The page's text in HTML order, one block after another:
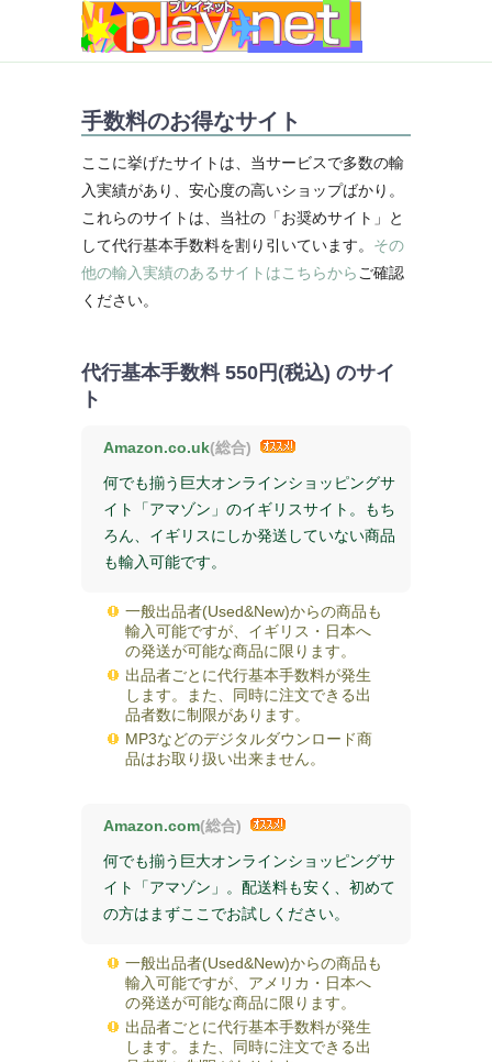
手数料のお得なサイト
ここに挙げたサイトは、当サービスで多数の輸
入実績があり、安心度の高いショップばかり。
これらのサイトは、当社の「お奨めサイト」と
して代行基本手数料を割り引いています。 その
他の輸入実績のあるサイトはこちらから ご確認
ください。
代行基本手数料 550円(税込) のサイ
ト
Amazon.co.uk(総合)
何でも揃う巨大オンラインショッピングサ
イト「アマゾン」のイギリスサイト。もち
ろん、イギリスにしか発送していない商品
も輸入可能です。
一般出品者(Used&New)からの商品も
輸入可能ですが、イギリス・日本へ
の発送が可能な商品に限ります。
出品者ごとに代行基本手数料が発生
します。また、同時に注文できる出
品者数に制限があります。
MP3などのデジタルダウンロード商
品はお取り扱い出来ません。
Amazon.com(総合)
何でも揃う巨大オンラインショッピングサ
イト「アマゾン」。配送料も安く、初めて
の方はまずここでお試しください。
一般出品者(Used&New)からの商品も
輸入可能ですが、アメリカ・日本へ
の発送が可能な商品に限ります。
出品者ごとに代行基本手数料が発生
します。また、同時に注文できる出